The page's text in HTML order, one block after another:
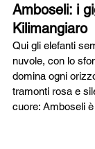
Amboseli: i
Kilimangiaro
Qui gli elefanti
nuvole, con lo
domina ogni
tramonti rosa e
cuore: Amboseli